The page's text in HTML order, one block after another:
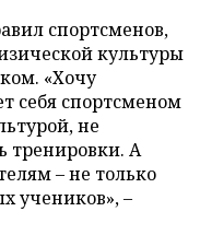
спортсменов,
культуры
«Хочу
себя спортсменом
не
тренировки. А
– не только
учеников», –